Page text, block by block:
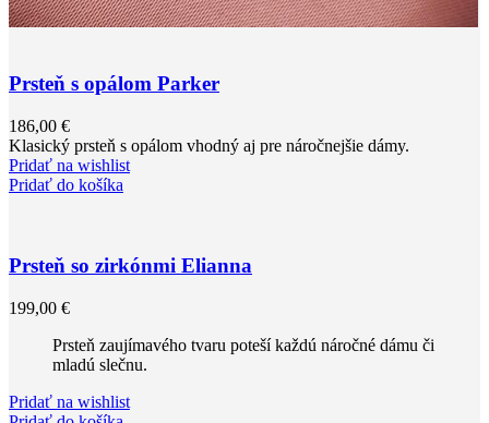
Prsteň s opálom Parker
186,00 €
Klasický prsteň s opálom vhodný aj pre náročnejšie dámy.
Pridať na wishlist
Pridať do košíka
Prsteň so zirkónmi Elianna
199,00 €
Prsteň zaujímavého tvaru poteší každú náročné dámu či
mladú slečnu.
Pridať na wishlist